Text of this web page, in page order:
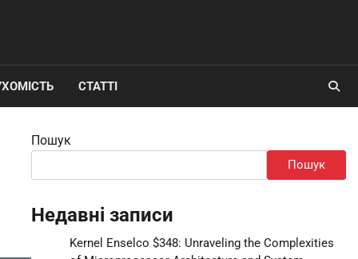
СТАТТІ
Пошук
Пошук
Недавні записи
Kernel Enselco $348: Unraveling the Complexities